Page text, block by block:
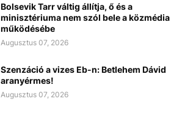
Bolsevik Tarr váltig állítja, ő és a
minisztériuma nem szól bele a közmédia
működésébe
Augusztus 07, 2026
Szenzáció a vizes Eb-n: Betlehem Dávid
aranyérmes!
Augusztus 07, 2026